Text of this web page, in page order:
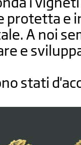
protetta e
A noi
e
stati